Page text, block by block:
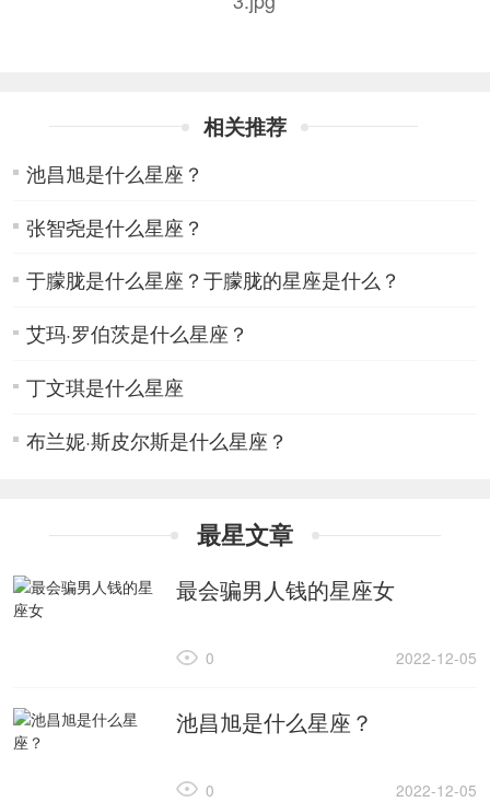
相关推荐
池昌旭是什么星座？
张智尧是什么星座？
于朦胧是什么星座？于朦胧的星座是什么？
艾玛·罗伯茨是什么星座？
丁文琪是什么星座
布兰妮·斯皮尔斯是什么星座？
最星文章
最会骗男人钱的星座女
2022-12-05
0
池昌旭是什么星座？
2022-12-05
0